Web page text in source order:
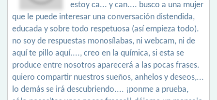
estoy ca... y can.... busco a una mujer
que le puede interesar una conversación distendida,
educada y sobre todo respetuosa (así empieza todo).
no soy de respuestas monosílabas, ni webcam, ni de
aquí te pillo aquí...., creo en la química, si esta se
produce entre nosotros aparecerá a las pocas frases.
quiero compartir nuestros sueños, anhelos y deseos,...
lo demás se irá descubriendo.... ¡ponme a prueba,